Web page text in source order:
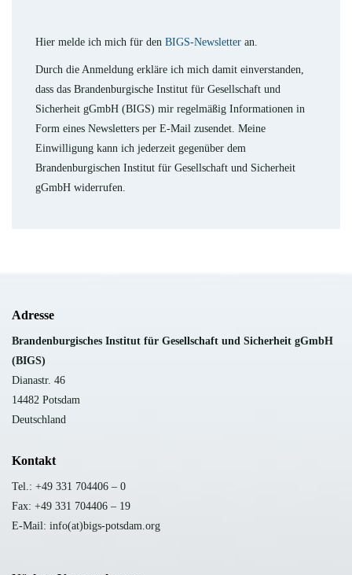
Hier melde ich mich für den BIGS-Newsletter an.
Durch die Anmeldung erkläre ich mich damit einverstanden,
dass das Brandenburgische Institut für Gesellschaft und
Sicherheit gGmbH (BIGS) mir regelmäßig Informationen in
Form eines Newsletters per E-Mail zusendet. Meine
Einwilligung kann ich jederzeit gegenüber dem
Brandenburgischen Institut für Gesellschaft und Sicherheit
gGmbH widerrufen.
Adresse
Brandenburgisches Institut für Gesellschaft und Sicherheit gGmbH
(BIGS)
Dianastr. 46
14482 Potsdam
Deutschland
Kontakt
Tel.: +49 331 704406 – 0
Fax: +49 331 704406 – 19
E-Mail: info(at)bigs-potsdam.org